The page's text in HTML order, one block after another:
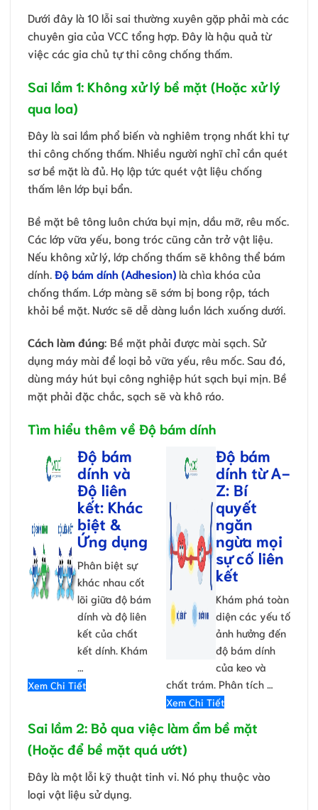
Dưới đây là 10 lỗi sai thường xuyên gặp phải mà các
chuyên gia của VCC tổng hợp. Đây là hậu quả từ
việc các gia chủ tự thi công chống thấm.
Sai lầm 1: Không xử lý bề mặt (Hoặc xử lý
qua loa)
Đây là sai lầm phổ biến và nghiêm trọng nhất khi tự
thi công chống thấm. Nhiều người nghĩ chỉ cần quét
sơ bề mặt là đủ. Họ lập tức quét vật liệu chống
thấm lên lớp bụi bẩn.
Bề mặt bê tông luôn chứa bụi mịn, dầu mỡ, rêu mốc.
Các lớp vữa yếu, bong tróc cũng cản trở vật liệu.
Nếu không xử lý, lớp chống thấm sẽ không thể bám
dính. Độ bám dính (Adhesion)là chìa khóa của
chống thấm. Lớp màng sẽ sớm bị bong rộp, tách
khỏi bề mặt. Nước sẽ dễ dàng luồn lách xuống dưới.
Cách làm đúng: Bề mặt phải được mài sạch. Sử
dụng máy mài để loại bỏ vữa yếu, rêu mốc. Sau đó,
dùng máy hút bụi công nghiệp hút sạch bụi mịn. Bề
mặt phải đặc chắc, sạch sẽ và khô ráo.
Tìm hiểu thêm về Độ bám dính
Độ bám
dính và
Độ liên
kết: Khác
biệt &
Ứng dụng
Phân biệt sự
khác nhau cốt
lõi giữa độ bám
dính và độ liên
kết của chất
kết dính. Khám
Xem Chi Tiết
Độ bám
dính từ A-
Z: Bí
quyết
ngăn
ngừa mọi
sự cố liên
kết
Khám phá toàn
diện các yếu tố
ảnh hưởng đến
độ bám dính
của keo và
chất trám. Phân tích …
Xem Chi Tiết
Sai lầm 2: Bỏ qua việc làm ẩm bề mặt
(Hoặc để bề mặt quá ướt)
Đây là một lỗi kỹ thuật tinh vi. Nó phụ thuộc vào
loại vật liệu sử dụng.